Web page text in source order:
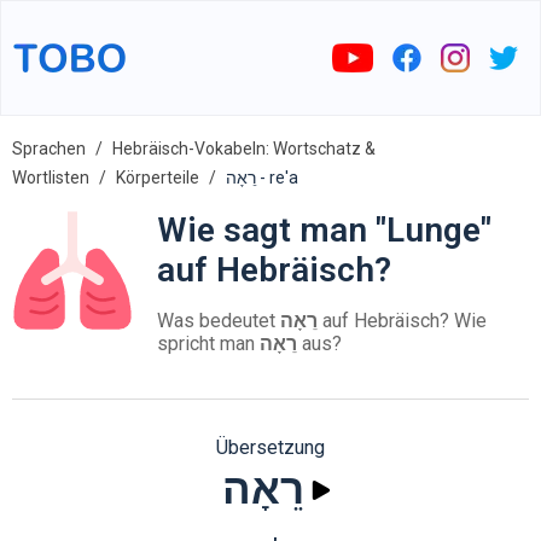
Sprachen
Hebräisch-Vokabeln: Wortschatz &
Wortlisten
Körperteile רֵאָה - re'a
Wie sagt man "Lunge"
auf Hebräisch?
Was bedeutet רֵאָה auf Hebräisch? Wie
spricht man רֵאָה aus?
Übersetzung
רֵאָה